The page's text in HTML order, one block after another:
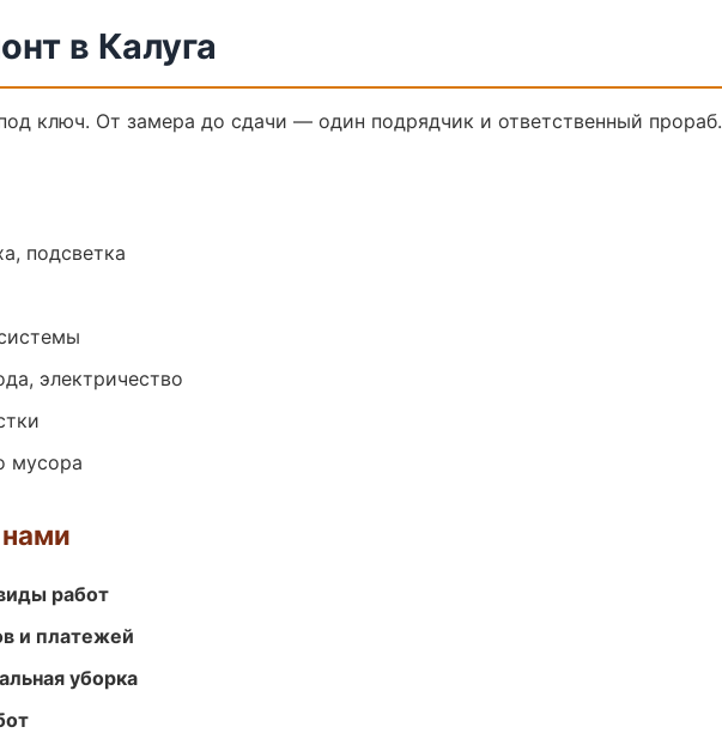
в Калуга
ключ. От замера до сдачи — один подрядчик и ответственный прораб.
подсветка
электричество
мусора
работ
и платежей
уборка